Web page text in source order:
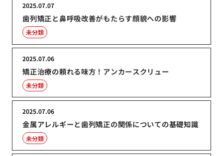
歯列矯正と鼻呼吸改善がもたらす顔貌への影響
2025.07.07
未分類
矯正治療の頼れる味方！アンカースクリュー
2025.07.06
未分類
金属アレルギーと歯列矯正の関係についての基礎知識
2025.07.06
未分類